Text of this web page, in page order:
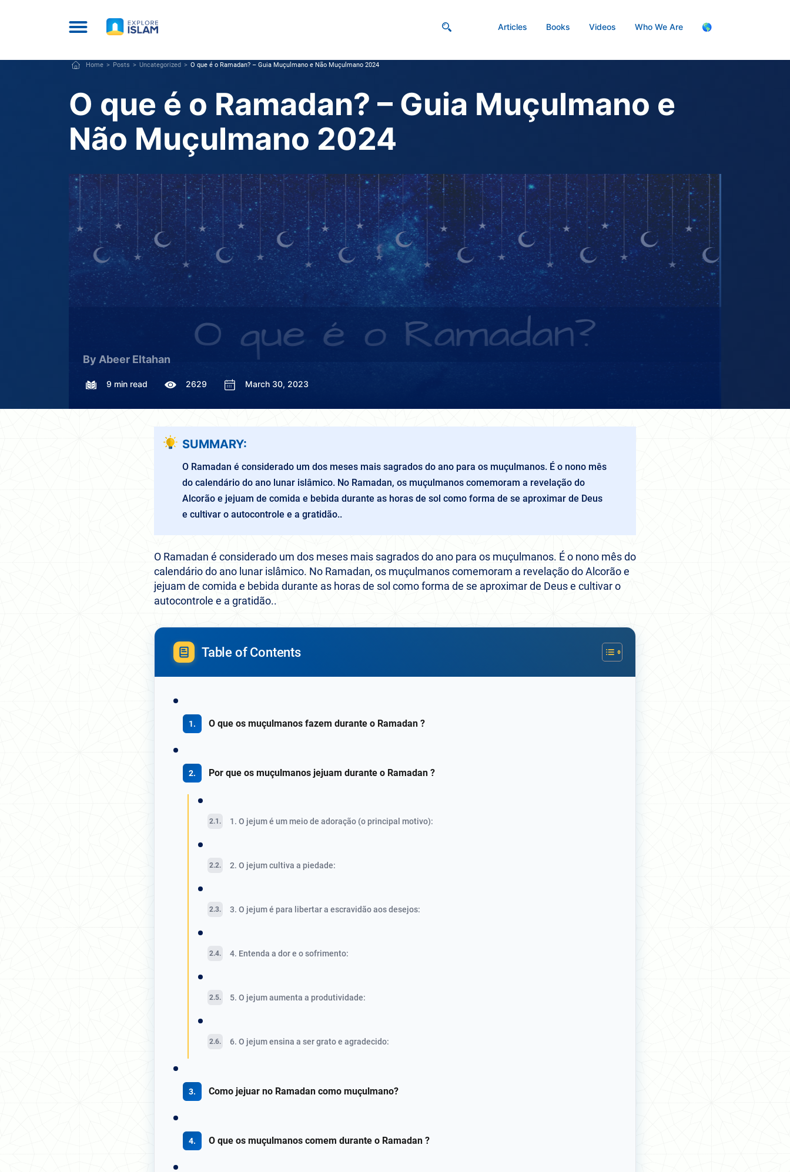
Articles Books Videos Who We Are 🌎
Home Posts Uncategorized O que é o Ramadan? – Guia Muçulmano e Não Muçulmano 2024
O que é o Ramadan? – Guia Muçulmano e
Não Muçulmano 2024
By Abeer Eltahan
9 min read 2629 March 30, 2023
SUMMARY:
O Ramadan é considerado um dos meses mais sagrados do ano para os muçulmanos. É o nono mês
do calendário do ano lunar islâmico. No Ramadan, os muçulmanos comemoram a revelação do
Alcorão e jejuam de comida e bebida durante as horas de sol como forma de se aproximar de Deus
e cultivar o autocontrole e a gratidão..
O Ramadan é considerado um dos meses mais sagrados do ano para os muçulmanos. É o nono mês do
calendário do ano lunar islâmico. No Ramadan, os muçulmanos comemoram a revelação do Alcorão e
jejuam de comida e bebida durante as horas de sol como forma de se aproximar de Deus e cultivar o
autocontrole e a gratidão..
Table of Contents
O que os muçulmanos fazem durante o Ramadan ?
Por que os muçulmanos jejuam durante o Ramadan ?
1. O jejum é um meio de adoração (o principal motivo):
2. O jejum cultiva a piedade:
3. O jejum é para libertar a escravidão aos desejos:
4. Entenda a dor e o sofrimento:
5. O jejum aumenta a produtividade:
6. O jejum ensina a ser grato e agradecido:
Como jejuar no Ramadan como muçulmano?
O que os muçulmanos comem durante o Ramadan ?